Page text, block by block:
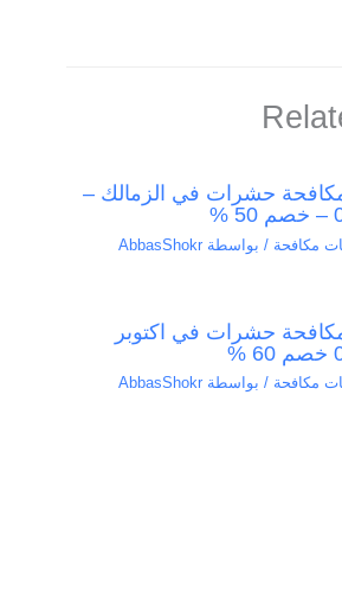
حشرات في الزمالك –
مكافحة / بواسطة AbbasShokr
حشرات في اكتوبر
مكافحة / بواسطة AbbasShokr